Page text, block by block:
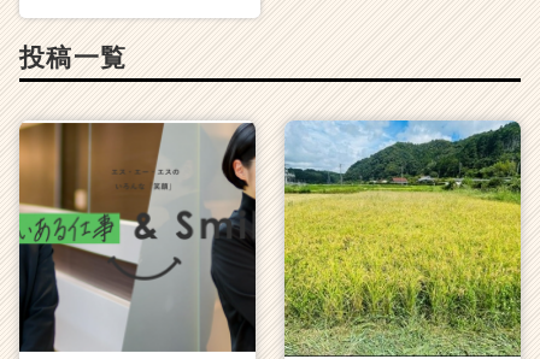
ト
チ
ア
リ
ア
投稿一覧